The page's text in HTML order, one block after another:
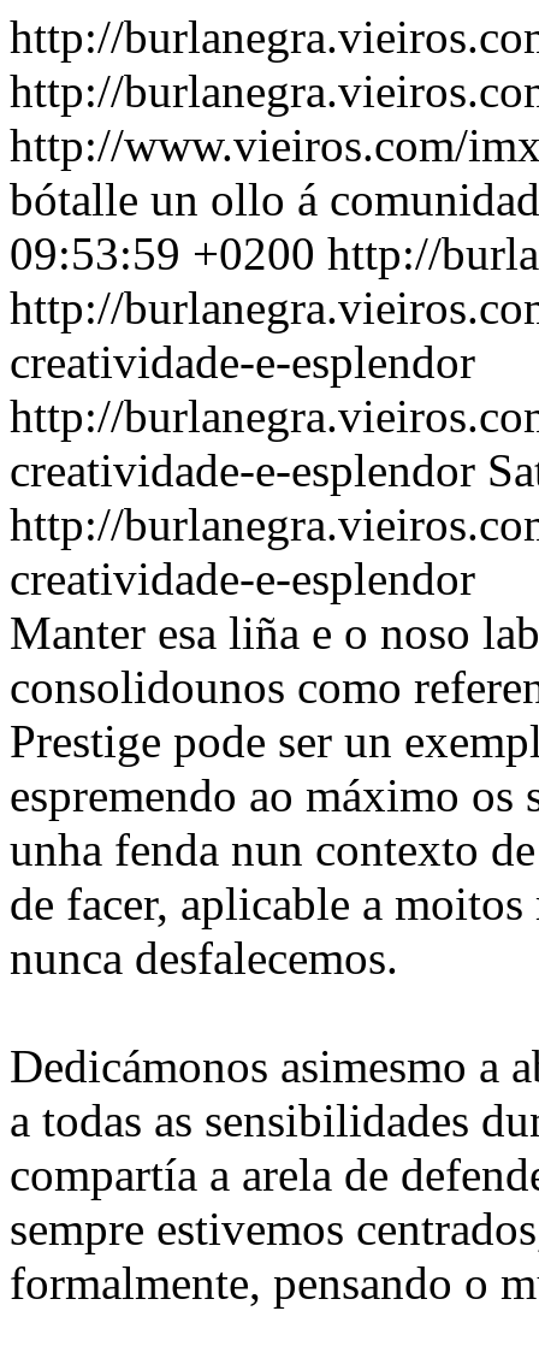
http://
http://
http://www.vieiros.com/
bótalle un ollo á
09:53:59 +0200 http://
http://
creatividade-e-esplendor
http://
creatividade-e-esplendor
http://
creatividade-e-esplendor
Manter esa liña e o noso
consolidounos como
Prestige pode ser un
espremendo ao máximo os
unha fenda nun contexto
de facer, aplicable a
nunca desfalecemos.
Dedicámonos asimesmo a
a todas as sensibilidades
compartía a arela de
sempre estivemos
formalmente, pensando o